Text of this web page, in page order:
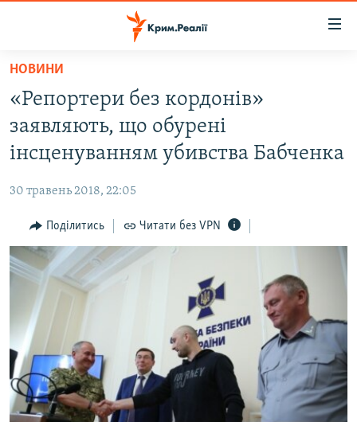
Перейти
основного
матеріалу
Перейти
до
основної
навігації
Перейти
до
пошуку
ВОДА.КРИМ
БЛОГИ
ПОГЛЯД
ІНТЕРВ'Ю
ВСЕ ЗА ДЕНЬ
СПЕЦПРОЕКТИ
ДЕПОРТАЦІЯ
ВІДЕОУРОКИ «ELIFBE»
СВІДЧЕННЯ ОКУПАЦІЇ
ЯК ОБІЙТИ БЛОКУВАННЯ
Русский
Qırımtatar
НОВИНИ
«Репортери без кордонів»
заявляють, що обурені
інсценуванням убивства Бабченка
30 травень 2018, 22:05
Поділитись Читати без VPN